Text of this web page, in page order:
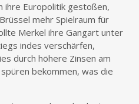
ihre Europolitik gestoßen,
mehr Spielraum für
Merkel ihre Gangart unter
indes verschärfen,
durch höhere Zinsen am
bekommen, was die